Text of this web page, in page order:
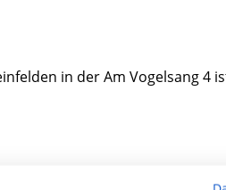
in der Am Vogelsang 4